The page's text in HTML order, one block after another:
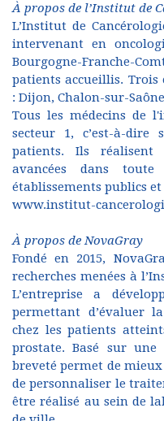
À propos de l’Institut de
L’Institut de
intervenant en
Bourgogne-Franche-
patients accueillis. Trois
: Dijon, Chalon-sur-
Tous les médecins de
secteur 1, c’est-à-
patients. Ils réalisent
avancées dans
établissements publics
www.institut-
À propos de NovaGray
Fondé en 2015,
recherches menées à
L’entreprise a
permettant d’évaluer
chez les patients
prostate. Basé sur
breveté permet de
de personnaliser le
être réalisé au sein de